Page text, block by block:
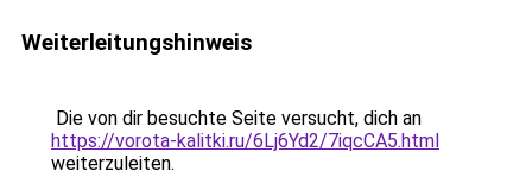
Weiterleitungshinweis
Die von dir besuchte Seite versucht, dich an
https://vorota-kalitki.ru/6Lj6Yd2/7iqcCA5.html
weiterzuleiten.